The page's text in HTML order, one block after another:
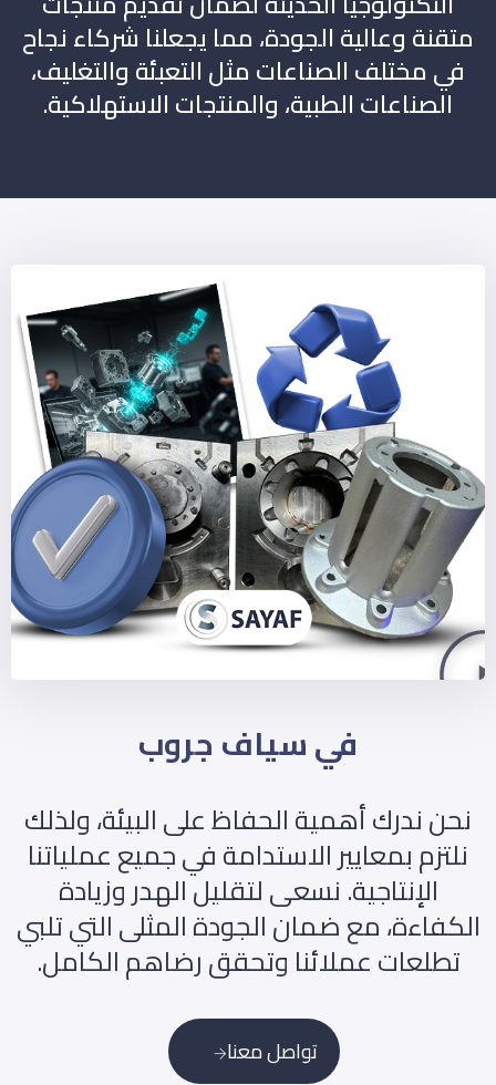
متقنة وعالية الجودة، مما يجعلنا شركاء نجاح
في مختلف الصناعات مثل التعبئة والتغليف،
الصناعات الطبية، والمنتجات الاستهلاكية.
في سياف جروب
نحن ندرك أهمية الحفاظ على البيئة، ولذلك
نلتزم بمعايير الاستدامة في جميع عملياتنا
الإنتاجية. نسعى لتقليل الهدر وزيادة
الكفاءة، مع ضمان الجودة المثلى التي تلبي
تطلعات عملائنا وتحقق رضاهم الكامل.
تواصل معنا